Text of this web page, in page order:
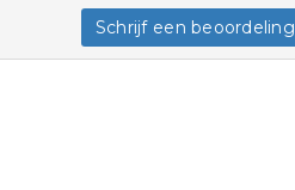
Schrijf een beoordeling